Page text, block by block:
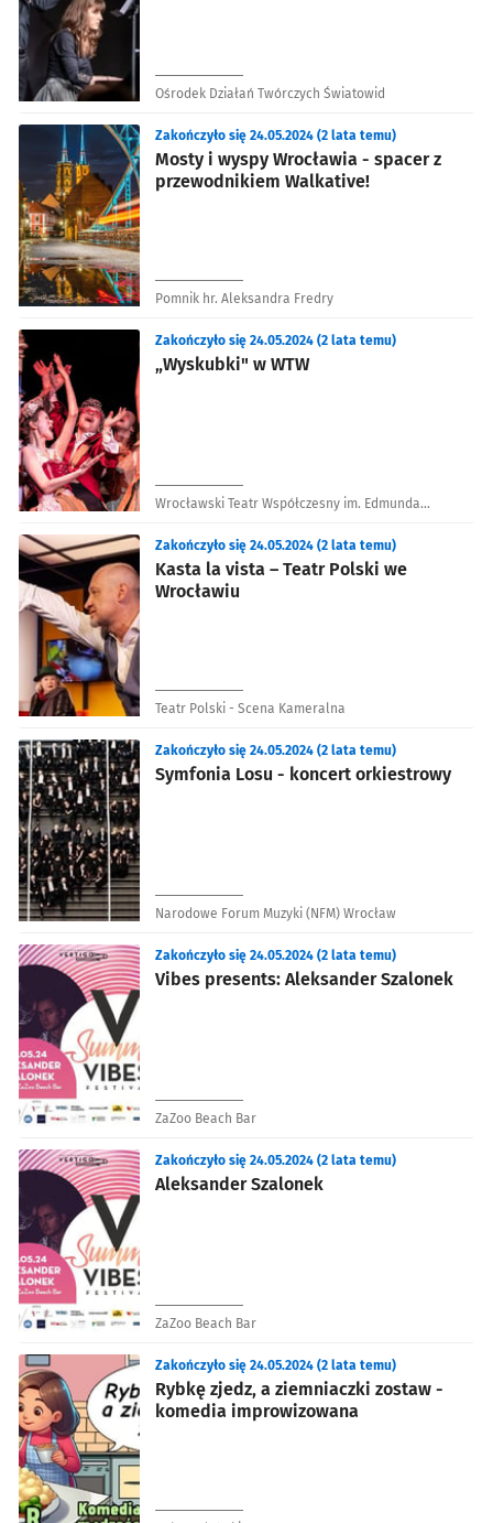
Ośrodek Działań Twórczych Światowid
Mosty i wyspy Wrocławia - spacer z
przewodnikiem Walkative!
Zakończyło się 24.05.2024 (2 lata temu)
Pomnik hr. Aleksandra Fredry
„Wyskubki" w WTW
Zakończyło się 24.05.2024 (2 lata temu)
Wrocławski Teatr Współczesny im. Edmunda
Kasta la vista – Teatr Polski we
Wrocławiu
Zakończyło się 24.05.2024 (2 lata temu)
Teatr Polski - Scena Kameralna
Symfonia Losu - koncert orkiestrowy
Zakończyło się 24.05.2024 (2 lata temu)
Narodowe Forum Muzyki (NFM) Wrocław
Vibes presents: Aleksander Szalonek
Zakończyło się 24.05.2024 (2 lata temu)
ZaZoo Beach Bar
Aleksander Szalonek
Zakończyło się 24.05.2024 (2 lata temu)
ZaZoo Beach Bar
Rybkę zjedz, a ziemniaczki zostaw -
komedia improwizowana
Zakończyło się 24.05.2024 (2 lata temu)